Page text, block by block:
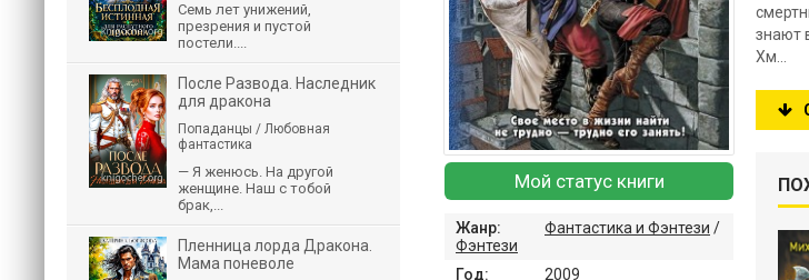
знают
Хм…
Мой статус книги
Жанр: Фантастика и Фэнтези /
Фэнтези
Год:
2009
Семь лет унижений,
презрения и пустой
постели....
После Развода. Наследник
для дракона
Попаданцы / Любовная
фантастика
— Я женюсь. На другой
женщине. Наш с тобой
брак,...
Пленница лорда Дракона.
Мама поневоле